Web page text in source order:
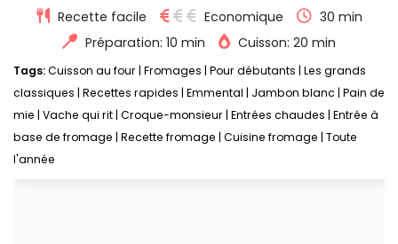
Recette facile Economique
30 min
Préparation: 10 min
Cuisson: 20 min
Tags:Cuisson au four Fromages Pour débutants Les grands
classiques Recettes rapides Emmental Jambon blanc Pain de
mie Vache qui rit Croque-monsieur Entrées chaudes Entrée à
base de fromage Recette fromage Cuisine fromage Toute
l'année